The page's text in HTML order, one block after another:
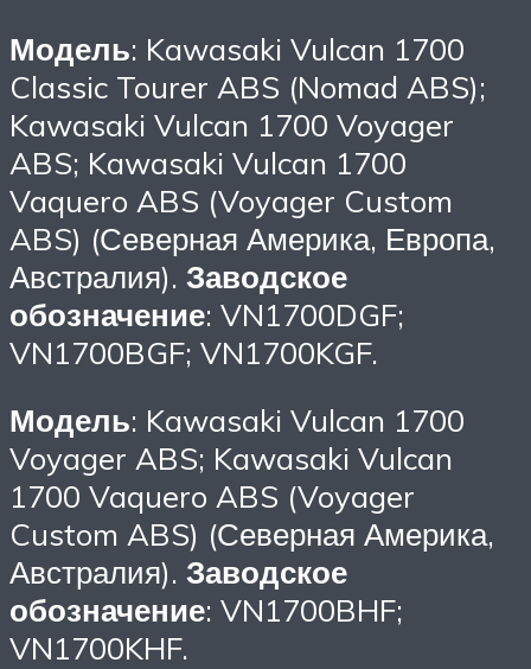
Модель: Kawasaki Vulcan 1700
Classic Tourer ABS (Nomad ABS);
Kawasaki Vulcan 1700 Voyager
ABS; Kawasaki Vulcan 1700
Vaquero ABS (Voyager Custom
ABS) (Северная Америка, Европа,
Австралия). Заводское
обозначение: VN1700DGF;
VN1700BGF; VN1700KGF.
Модель: Kawasaki Vulcan 1700
Voyager ABS; Kawasaki Vulcan
1700 Vaquero ABS (Voyager
Custom ABS) (Северная Америка,
Австралия). Заводское
обозначение: VN1700BHF;
VN1700KHF.